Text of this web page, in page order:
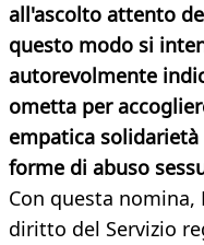
all'ascolto attento
questo modo si
autorevolmente
ometta per
empatica
forme di abuso
Con questa
diritto del Servizio